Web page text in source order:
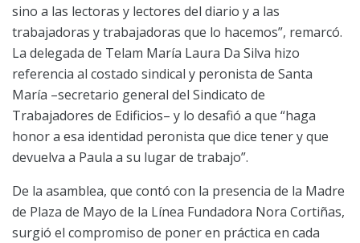
sino a las lectoras y lectores del diario y a las
trabajadoras y trabajadoras que lo hacemos”, remarcó.
La delegada de Telam María Laura Da Silva hizo
referencia al costado sindical y peronista de Santa
María –secretario general del Sindicato de
Trabajadores de Edificios– y lo desafió a que “haga
honor a esa identidad peronista que dice tener y que
devuelva a Paula a su lugar de trabajo”.
De la asamblea, que contó con la presencia de la Madre
de Plaza de Mayo de la Línea Fundadora Nora Cortiñas,
surgió el compromiso de poner en práctica en cada